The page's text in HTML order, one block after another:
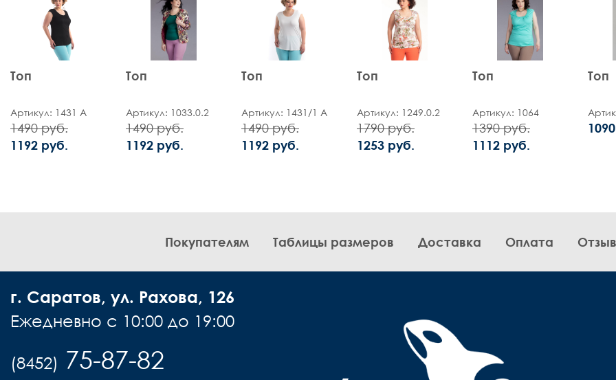
Топ
Артикул: 1431 А
1490 руб.
1192 руб.
Топ
Артикул: 1033.0.2
1490 руб.
1192 руб.
Топ
Артикул: 1431/1 А
1490 руб.
1192 руб.
Топ
Артикул: 1249.0.2
1790 руб.
1253 руб.
Топ
Артикул: 1064
1390 руб.
1112 руб.
Топ
Покупателям Таблицы размеров Доставка Оплата
г. Саратов, ул. Рахова, 126
Ежедневно с 10:00 до 19:00
(8452) 75-87-82